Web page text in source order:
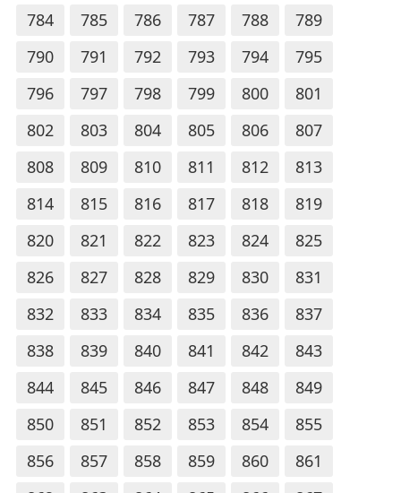
784
785 786 787 788
789
790
791 792 793 794
795
796
797 798 799 800
801
802
803 804 805 806
807
808
809 810 811 812
813
814
815 816 817 818
819
820
821 822 823 824
825
826
827 828 829 830
831
832
833 834 835 836
837
838
839 840 841 842
843
844
845 846 847 848
849
850
851 852 853 854
855
856
857 858 859 860
861